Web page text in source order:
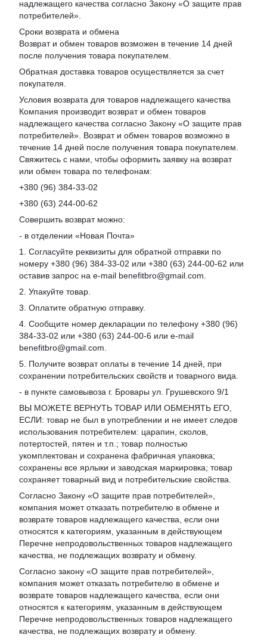
надлежащего качества согласно Закону «О защите прав
потребителей».
Сроки возврата и обмена
Возврат и обмен товаров возможен в течение 14 дней
после получения товара покупателем.
Обратная доставка товаров осуществляется за счет
покупателя.
Условия возврата для товаров надлежащего качества
Компания производит возврат и обмен товаров
надлежащего качества согласно Закону «О защите прав
потребителей». Возврат и обмен товаров возможно в
течение 14 дней после получения товара покупателем.
Свяжитесь с нами, чтобы оформить заявку на возврат
или обмен товара по телефонам:
+380 (96) 384-33-02
+380 (63) 244-00-62
Совершить возврат можно:
- в отделении «Новая Почта»
1. Согласуйте реквизиты для обратной отправки по
номеру +380 (96) 384-33-02 или +380 (63) 244-00-62 или
оставив запрос на e-mail benefitbro@gmail.com.
2. Упакуйте товар.
3. Оплатите обратную отправку.
4. Сообщите номер декларации по телефону +380 (96)
384-33-02 или +380 (63) 244-00-6 или e-mail
benefitbro@gmail.com.
5. Получите возврат оплаты в течение 14 дней, при
сохранении потребительских свойств и товарного вида.
- в пункте самовывоза г. Бровары ул. Грушевского 9/1
ВЫ МОЖЕТЕ ВЕРНУТЬ ТОВАР ИЛИ ОБМЕНЯТЬ ЕГО,
ЕСЛИ: товар не был в употреблении и не имеет следов
использования потребителем: царапин, сколов,
потертостей, пятен и т.п.; товар полностью
укомплектован и сохранена фабричная упаковка;
сохранены все ярлыки и заводская маркировка; товар
сохраняет товарный вид и потребительские свойства.
Согласно Закону «О защите прав потребителей»,
компания может отказать потребителю в обмене и
возврате товаров надлежащего качества, если они
относятся к категориям, указанным в действующем
Перечне непродовольственных товаров надлежащего
качества, не подлежащих возврату и обмену.
Согласно закону «О защите прав потребителей»,
компания может отказать потребителю в обмене и
возврате товаров надлежащего качества, если они
относятся к категориям, указанным в действующем
Перечне непродовольственных товаров надлежащего
качества, не подлежащих возврату и обмену.